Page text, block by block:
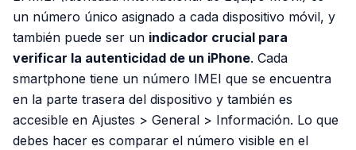
un número único asignado a cada dispositivo móvil, y
también puede ser un indicador crucial para
verificar la autenticidad de un iPhone. Cada
smartphone tiene un número IMEI que se encuentra
en la parte trasera del dispositivo y también es
accesible en Ajustes > General > Información. Lo que
debes hacer es comparar el número visible en el